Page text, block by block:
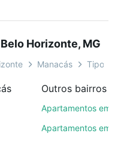
encontrar a
venda em rua
uma visita
é grátis, sem
ajudando na compra,
Horizonte, MG
Manacás Tipo
Apartamentos em
Apartamentos em